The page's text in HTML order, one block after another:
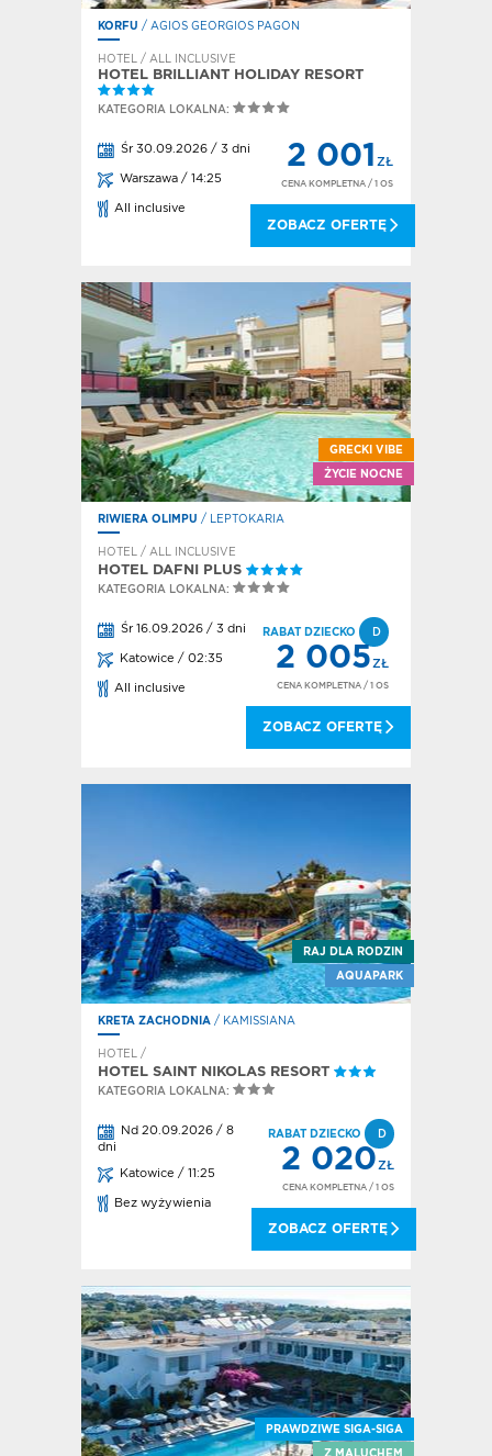
KORFU / AGIOS GEORGIOS PAGON
HOTEL / ALL INCLUSIVE
HOTEL BRILLIANT HOLIDAY RESORT
KATEGORIA LOKALNA:
Śr 30.09.2026 / 3 dni
Warszawa / 14:25
All inclusive
2 001 ZŁ
CENA KOMPLETNA / 1 OS
ZOBACZ OFERTĘ
GRECKI VIBE
ŻYCIE NOCNE
RIWIERA OLIMPU / LEPTOKARIA
HOTEL / ALL INCLUSIVE
HOTEL DAFNI PLUS
KATEGORIA LOKALNA:
Śr 16.09.2026 / 3 dni
Katowice / 02:35
All inclusive
RABAT DZIECKO D
2 005ZŁ
CENA KOMPLETNA / 1 OS
ZOBACZ OFERTĘ
RAJ DLA RODZIN
AQUAPARK
KRETA ZACHODNIA / KAMISSIANA
HOTEL /
HOTEL SAINT NIKOLAS RESORT
KATEGORIA LOKALNA:
Nd 20.09.2026 / 8
dni
Katowice / 11:25
Bez wyżywienia
RABAT DZIECKO D
2 020ZŁ
CENA KOMPLETNA / 1 OS
ZOBACZ OFERTĘ
PRAWDZIWE SIGA-SIGA
Z MALUCHEM